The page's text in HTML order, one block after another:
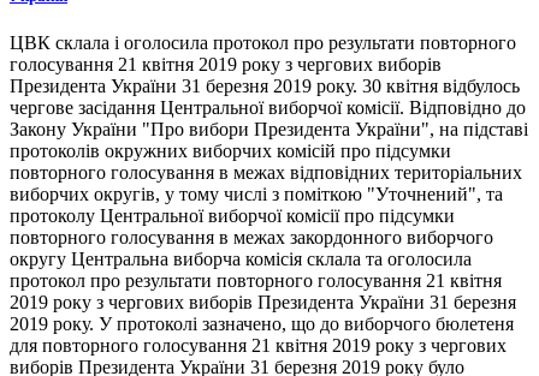
ЦВК склала і оголосила протокол про результати повторного
голосування 21 квітня 2019 року з чергових виборів
Президента України 31 березня 2019 року. 30 квітня відбулось
чергове засідання Центральної виборчої комісії. Відповідно до
Закону України "Про вибори Президента України", на підставі
протоколів окружних виборчих комісій про підсумки
повторного голосування в межах відповідних територіальних
виборчих округів, у тому числі з поміткою "Уточнений", та
протоколу Центральної виборчої комісії про підсумки
повторного голосування в межах закордонного виборчого
округу Центральна виборча комісія склала та оголосила
протокол про результати повторного голосування 21 квітня
2019 року з чергових виборів Президента України 31 березня
2019 року. У протоколі зазначено, що до виборчого бюлетеня
для повторного голосування 21 квітня 2019 року з чергових
виборів Президента України 31 березня 2019 року було